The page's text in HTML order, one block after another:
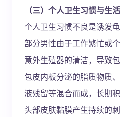
（三）个人卫生习惯与生
个人卫生习惯不良是诱发
部分男性由于工作繁忙或
意外生殖器的清洁，导致
包皮内板分泌的脂质物质
液残留等混合而成，长期
头部皮肤黏膜产生持续的